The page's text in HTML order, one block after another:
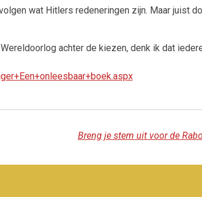
wat Hitlers redeneringen zijn. Maar juist
achter de kiezen, denk ik dat
Breng je stem uit voor de